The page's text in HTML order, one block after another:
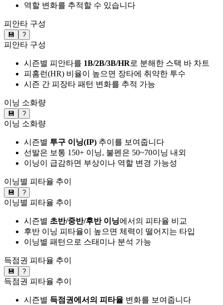
역할 변화를 추적할 수 있습니다
피안타 구성
💾 ?
피안타 구성
시즌별 피안타를 1B/2B/3B/HR로 분해한 스택 바 차트
피홈런(HR) 비율이 높으면 장타에 취약한 투수
시즌 간 피장타 패턴 변화를 추적 가능
이닝 소화량
💾 ?
이닝 소화량
시즌별 투구 이닝(IP) 추이를 보여줍니다
선발은 보통 150+ 이닝, 불펜은 50~70이닝 내외
이닝이 급감하면 부상이나 역할 변경 가능성
이닝별 피타율 추이
💾 ?
이닝별 피타율 추이
시즌별 초반/중반/후반 이닝에서의 피타율 비교
후반 이닝 피타율이 높으면 체력이 떨어지는 타입
이닝별 패턴으로 스태미나 분석 가능
득점권 피타율 추이
💾 ?
득점권 피타율 추이
시즌별 득점권에서의 피타율 변화를 보여줍니다